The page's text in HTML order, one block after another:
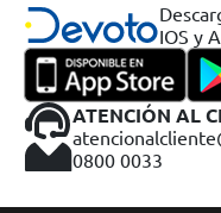
IOS y
ATENCIÓN AL
0800 0033